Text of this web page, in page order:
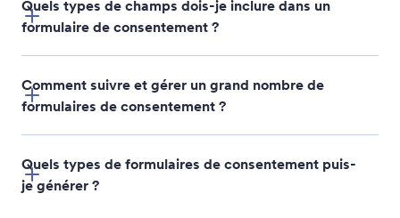
Quels types de champs dois-je inclure dans un
formulaire de consentement ?
Comment suivre et gérer un grand nombre de
formulaires de consentement ?
Quels types de formulaires de consentement puis-
je générer ?